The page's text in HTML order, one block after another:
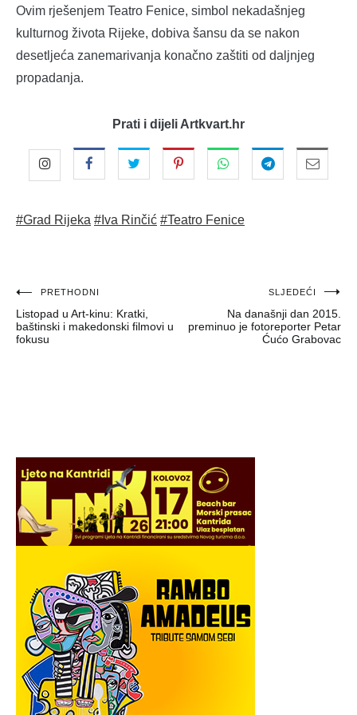
Ovim rješenjem Teatro Fenice, simbol nekadašnjeg
kulturnog života Rijeke, dobiva šansu da se nakon
desetljeća zanemarivanja konačno zaštiti od daljnjeg
propadanja.
Prati i dijeli Artkvart.hr
#Grad Rijeka #Iva Rinčić #Teatro Fenice
Navigacija
objava
PRETHODNI
Listopad u Art-kinu: Kratki,
baštinski i makedonski filmovi u
fokusu
SLJEDEĆI
Na današnji dan 2015.
preminuo je fotoreporter Petar
Ćućo Grabovac